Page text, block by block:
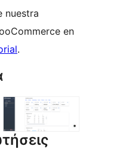
nuestra
en
.